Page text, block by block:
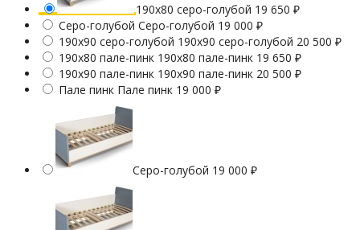
190х80 серо-голубой 19 650 ₽
Серо-голубой Серо-голубой 19 000 ₽
190х90 серо-голубой 190х90 серо-голубой 20 500 ₽
190х80 пале-пинк 190х80 пале-пинк 19 650 ₽
190х90 пале-пинк 190х90 пале-пинк 20 500 ₽
Пале пинк Пале пинк 19 000 ₽
Серо-голубой 19 000 ₽